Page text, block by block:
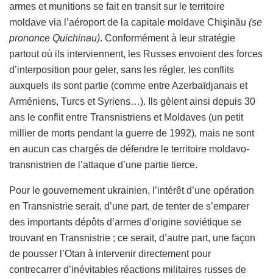
armes et munitions se fait en transit sur le territoire
moldave via l’aéroport de la capitale moldave Chişinău (se
prononce Quichinau). Conformément à leur stratégie
partout où ils interviennent, les Russes envoient des forces
d’interposition pour geler, sans les régler, les conflits
auxquels ils sont partie (comme entre Azerbaïdjanais et
Arméniens, Turcs et Syriens…). Ils gèlent ainsi depuis 30
ans le conflit entre Transnistriens et Moldaves (un petit
millier de morts pendant la guerre de 1992), mais ne sont
en aucun cas chargés de défendre le territoire moldavo-
transnistrien de l’attaque d’une partie tierce.
Pour le gouvernement ukrainien, l’intérêt d’une opération
en Transnistrie serait, d’une part, de tenter de s’emparer
des importants dépôts d’armes d’origine soviétique se
trouvant en Transnistrie ; ce serait, d’autre part, une façon
de pousser l’Otan à intervenir directement pour
contrecarrer d’inévitables réactions militaires russes de